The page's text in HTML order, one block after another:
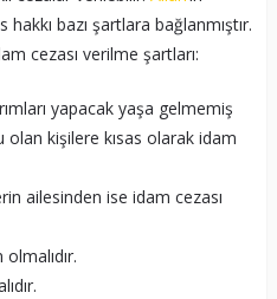
hakkı bazı şartlara bağlanmıştır.
cezası verilme şartları:
yapacak yaşa gelmemiş
olan kişilere kısas olarak idam
ailesinden ise idam cezası